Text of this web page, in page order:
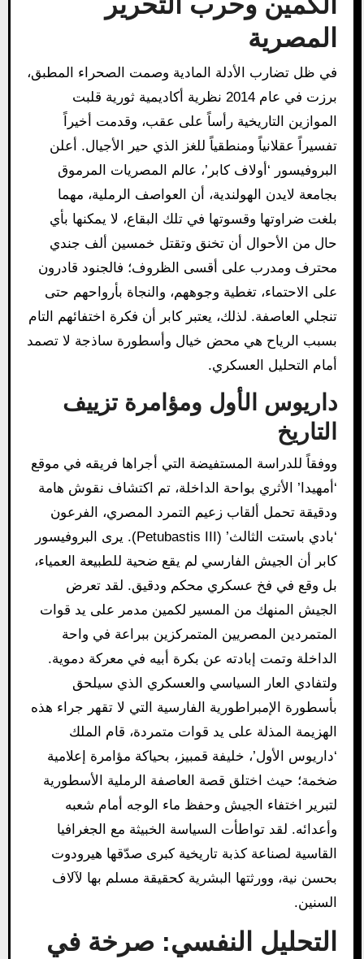
المصرية
في ظل تضارب الأدلة المادية وصمت الصحراء المطبق،
برزت في عام 2014 نظرية أكاديمية ثورية قلبت
الموازين التاريخية رأساً على عقب، وقدمت أخيراً
تفسيراً عقلانياً ومنطقياً للغز الذي حير الأجيال. أعلن
البروفيسور ‘أولاف كابر’، عالم المصريات المرموق
بجامعة لايدن الهولندية، أن العواصف الرملية، مهما
بلغت ضراوتها وقسوتها في تلك البقاع، لا يمكنها بأي
حال من الأحوال أن تخنق وتقتل خمسين ألف جندي
محترف ومدرب على أقسى الظروف؛ فالجنود قادرون
على الاحتماء، تغطية وجوههم، والنجاة بأرواحهم حتى
تنجلي العاصفة. لذلك، يعتبر كابر أن فكرة اختفائهم التام
بسبب الرياح هي محض خيال وأسطورة ساذجة لا تصمد
أمام التحليل العسكري.
داريوس الأول ومؤامرة تزييف
التاريخ
ووفقاً للدراسة المستفيضة التي أجراها فريقه في موقع
‘أمهيدا’ الأثري بواحة الداخلة، تم اكتشاف نقوش هامة
ودقيقة تحمل ألقاب زعيم التمرد المصري، الفرعون
‘بادي باستت الثالث’ (Petubastis III). يرى البروفيسور
كابر أن الجيش الفارسي لم يقع ضحية للطبيعة العمياء،
بل وقع في فخ عسكري محكم ودقيق. لقد تعرض
الجيش المنهك من المسير لكمين مدمر على يد قوات
المتمردين المصريين المتمركزين ببراعة في واحة
الداخلة وتمت إبادته عن بكرة أبيه في معركة دموية.
ولتفادي العار السياسي والعسكري الذي سيلحق
بأسطورة الإمبراطورية الفارسية التي لا تقهر جراء هذه
الهزيمة المذلة على يد قوات متمردة، قام الملك
‘داريوس الأول’، خليفة قمبيز، بحياكة مؤامرة إعلامية
ضخمة؛ حيث اختلق قصة العاصفة الرملية الأسطورية
لتبرير اختفاء الجيش وحفظ ماء الوجه أمام شعبه
وأعدائه. لقد تواطأت السياسة الخبيثة مع الجغرافيا
القاسية لصناعة كذبة تاريخية كبرى صدّقها هيرودوت
بحسن نية، وورثتها البشرية كحقيقة مسلم بها لآلاف
السنين.
التحليل النفسي: صرخة في